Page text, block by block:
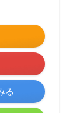
る